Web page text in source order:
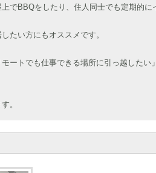
でBBQをしたり、住人同士でも定期的に
たい方にもオススメです。
モートでも仕事できる場所に引っ越した
。